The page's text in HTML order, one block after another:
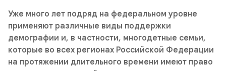
Уже много лет подряд на федеральном уровне
применяют различные виды поддержки
демографии и, в частности, многодетные семьи,
которые во всех регионах Российской Федерации
на протяжении длительного времени имеют право